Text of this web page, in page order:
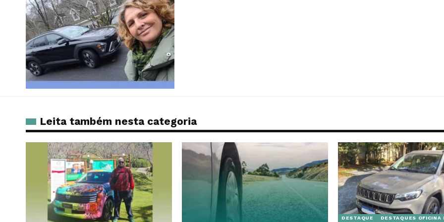
Leita também nesta categoria
DESTAQUE DESTAQUES OFICINA